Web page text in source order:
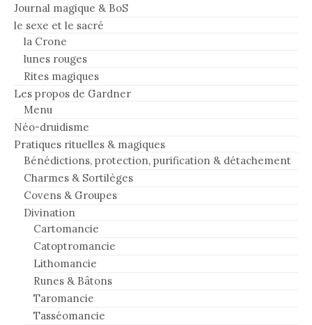
Journal magique & BoS
le sexe et le sacré
la Crone
lunes rouges
Rites magiques
Les propos de Gardner
Menu
Néo-druidisme
Pratiques rituelles & magiques
Bénédictions, protection, purification & détachement
Charmes & Sortilèges
Covens & Groupes
Divination
Cartomancie
Catoptromancie
Lithomancie
Runes & Bâtons
Taromancie
Tasséomancie